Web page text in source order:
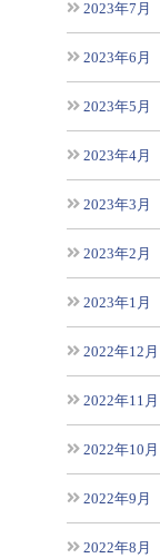
2023年7月
2023年6月
2023年5月
2023年4月
2023年3月
2023年2月
2023年1月
2022年12月
2022年11月
2022年10月
2022年9月
2022年8月